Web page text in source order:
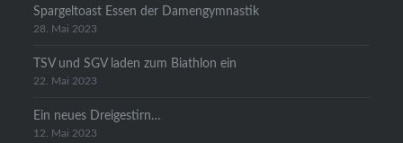
Spargeltoast Essen der Damengymnastik
28. Mai 2023
TSV und SGV laden zum Biathlon ein
22. Mai 2023
Ein neues Dreigestirn…
12. Mai 2023